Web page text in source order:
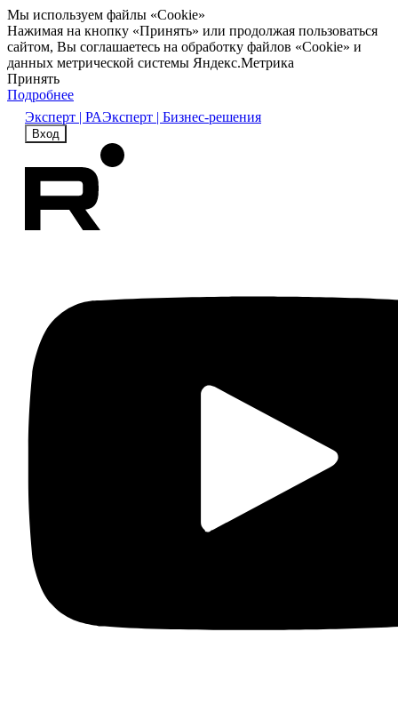
Мы используем файлы «Cookie»
Нажимая на кнопку «Принять» или продолжая пользоваться
сайтом, Вы соглашаетесь на обработку файлов «Cookie» и
данных метрической системы Яндекс.Метрика
Принять
Подробнее
Эксперт | РАЭксперт | Бизнес-решения
Вход